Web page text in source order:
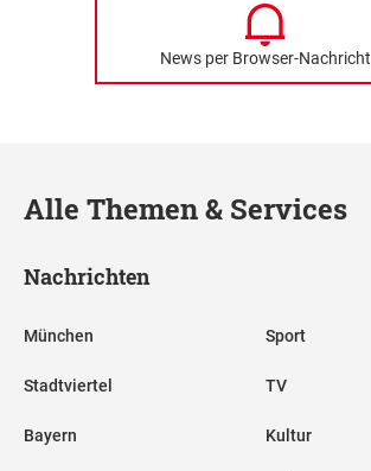
News per Browser-Nachricht
Alle Themen & Services
Nachrichten
München
Stadtviertel
Bayern
Sport
TV
Kultur